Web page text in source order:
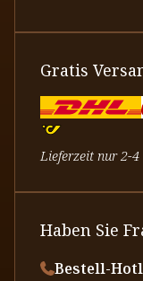
Gratis
Lieferzeit nur 2-
Haben Sie
Bestell-